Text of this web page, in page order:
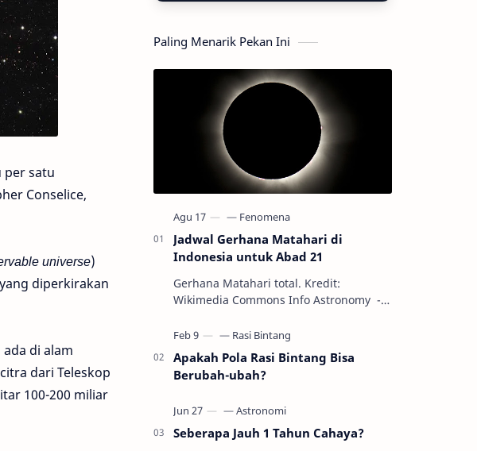
per satu
Conselice,
universe)
diperkirakan
di alam
dari Teleskop
100-200 miliar
Paling Menarik Pekan Ini
Jadwal Gerhana Matahari di
Indonesia untuk Abad 21
Gerhana Matahari total. Kredit:
Wikimedia Commons Info Astronomy -
gerhana Matahari akan terjadi sebanyak
22…
Apakah Pola Rasi Bintang Bisa
Berubah-ubah?
Seberapa Jauh 1 Tahun Cahaya?